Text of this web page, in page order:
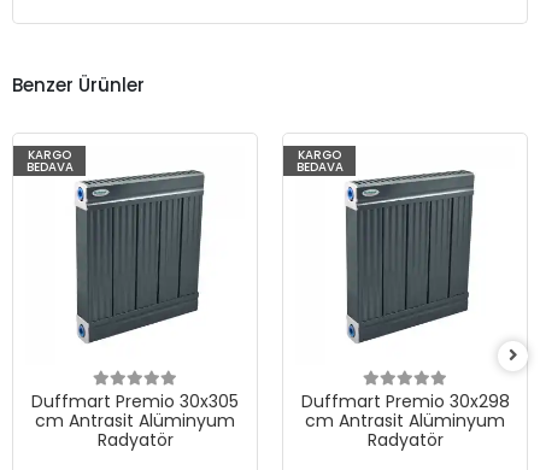
Benzer Ürünler
KARGO
BEDAVA
Duffmart Premio 30x305
cm Antrasit Alüminyum
Radyatör
KARGO
BEDAVA
Duffmart Premio 30x298
cm Antrasit Alüminyum
Radyatör